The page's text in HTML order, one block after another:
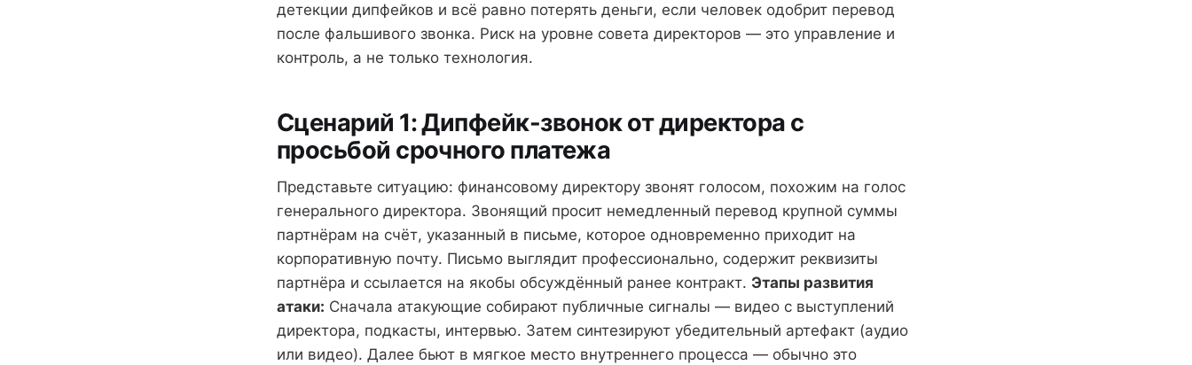
детекции дипфейков и всё равно потерять деньги, если человек одобрит перевод
после фальшивого звонка. Риск на уровне совета директоров — это управление и
контроль, а не только технология.
Сценарий 1: Дипфейк-звонок от директора с
просьбой срочного платежа
Представьте ситуацию: финансовому директору звонят голосом, похожим на голос
генерального директора. Звонящий просит немедленный перевод крупной суммы
партнёрам на счёт, указанный в письме, которое одновременно приходит на
корпоративную почту. Письмо выглядит профессионально, содержит реквизиты
партнёра и ссылается на якобы обсуждённый ранее контракт. Этапы развития
атаки: Сначала атакующие собирают публичные сигналы — видео с выступлений
директора, подкасты, интервью. Затем синтезируют убедительный артефакт (аудио
или видео). Далее бьют в мягкое место внутреннего процесса — обычно это